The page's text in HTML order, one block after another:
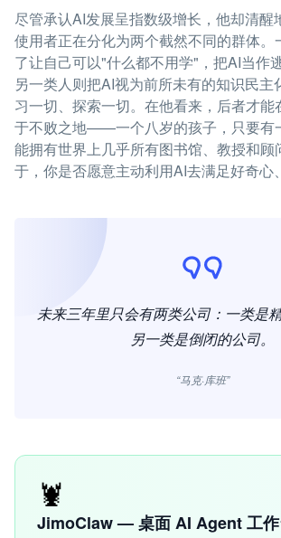
尽管承认AI发展呈指数级增长，他却清醒
使用者正在分化为两个截然不同的群体。
了让自己可以"什么都不用学"，把AI当作
另一类人则把AI视为前所未有的知识民主
习一切、探索一切。在他看来，后者才能
于不败之地——一个八岁的孩子，只要有
能拥有世界上几乎所有图书馆、教授和顾
于，你是否愿意主动利用AI去满足好奇心
未来三年里只会有两类公司：一类是
另一类是倒闭的公司。
“马克·库班”
🦞
JimoClaw — 桌面 AI Agent 工